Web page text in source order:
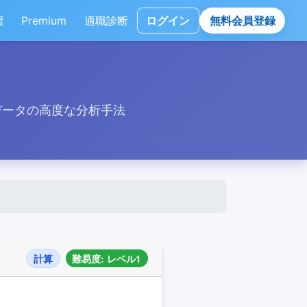
Premium 適職診断 ログイン 無料会員登録
タの高度な分析手法
計算 難易度: レベル1